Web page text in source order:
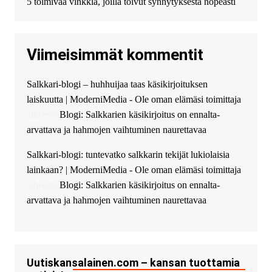
guest_4889 :Cmon Suomi 👏
The Admin: High five! You’ve
successfully installed Simple
Ajax Chat.
Viimeisimmät kommentit
Salkkari-blogi – huhhuijaa taas käsikirjoituksen
laiskuutta | ModerniMedia - Ole oman elämäsi toimittaja
Blogi: Salkkarien käsikirjoitus on ennalta-
arvattava ja hahmojen vaihtuminen naurettavaa
Salkkari-blogi: tuntevatko salkkarin tekijät lukiolaisia
lainkaan? | ModerniMedia - Ole oman elämäsi toimittaja
Blogi: Salkkarien käsikirjoitus on ennalta-
arvattava ja hahmojen vaihtuminen naurettavaa
Uutiskansalainen.com – kansan tuottamia